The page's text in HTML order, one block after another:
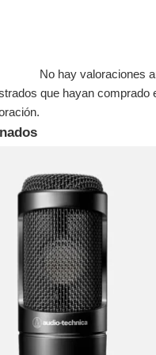
No hay valoraciones
que hayan comprado